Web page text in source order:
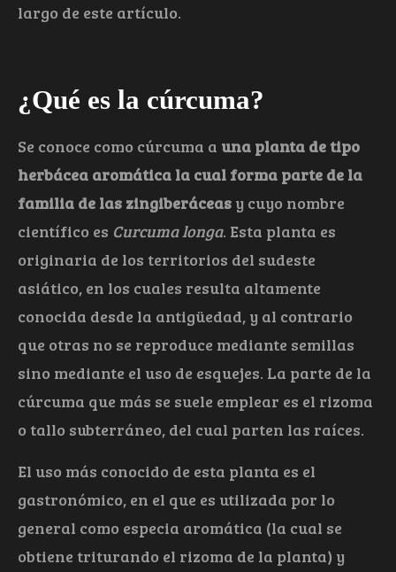
largo de este artículo.
¿Qué es la cúrcuma?
Se conoce como cúrcuma a una planta de tipo
herbácea aromática la cual forma parte de la
familia de las zingiberáceas y cuyo nombre
científico es Curcuma longa. Esta planta es
originaria de los territorios del sudeste
asiático, en los cuales resulta altamente
conocida desde la antigüedad, y al contrario
que otras no se reproduce mediante semillas
sino mediante el uso de esquejes. La parte de la
cúrcuma que más se suele emplear es el rizoma
o tallo subterráneo, del cual parten las raíces.
El uso más conocido de esta planta es el
gastronómico, en el que es utilizada por lo
general como especia aromática (la cual se
obtiene triturando el rizoma de la planta) y